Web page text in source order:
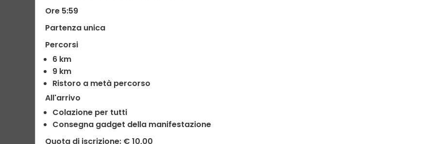
Ore 5:59
Partenza unica
Percorsi
6 km
9 km
Ristoro a metà percorso
All'arrivo
Colazione per tutti
Consegna gadget della manifestazione
Quota di iscrizione: € 10,00